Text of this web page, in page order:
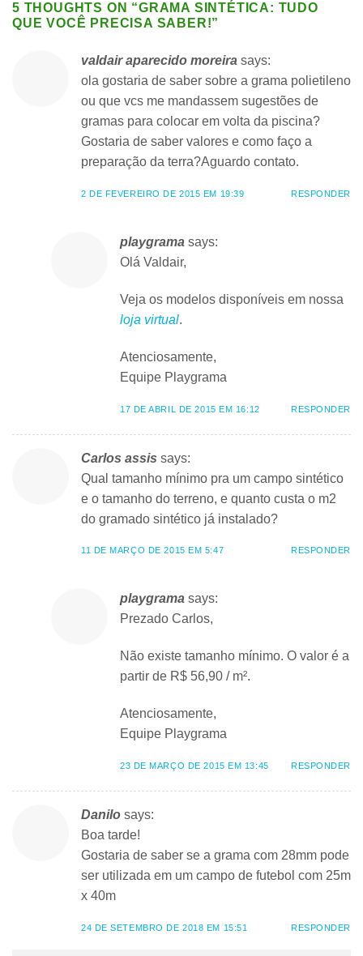
5 THOUGHTS ON “GRAMA SINTÉTICA: TUDO
QUE VOCÊ PRECISA SABER!”
valdair aparecido moreira says:
ola gostaria de saber sobre a grama polietileno
ou que vcs me mandassem sugestões de
gramas para colocar em volta da piscina?
Gostaria de saber valores e como faço a
preparação da terra?Aguardo contato.
2 DE FEVEREIRO DE 2015 EM 19:39 RESPONDER
playgrama says:
Olá Valdair,
Veja os modelos disponíveis em nossa
loja virtual.
Atenciosamente,
Equipe Playgrama
17 DE ABRIL DE 2015 EM 16:12 RESPONDER
Carlos assis says:
Qual tamanho mínimo pra um campo sintético
e o tamanho do terreno, e quanto custa o m2
do gramado sintético já instalado?
11 DE MARÇO DE 2015 EM 5:47 RESPONDER
playgrama says:
Prezado Carlos,
Não existe tamanho mínimo. O valor é a
partir de R$ 56,90 / m².
Atenciosamente,
Equipe Playgrama
23 DE MARÇO DE 2015 EM 13:45 RESPONDER
Danilo says:
Boa tarde!
Gostaria de saber se a grama com 28mm pode
ser utilizada em um campo de futebol com 25m
x 40m
24 DE SETEMBRO DE 2018 EM 15:51 RESPONDER